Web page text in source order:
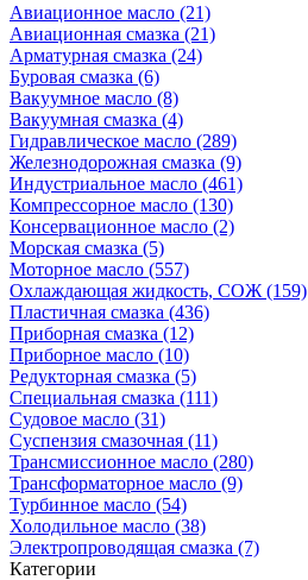
Авиационное масло (21)
Авиационная смазка (21)
Арматурная смазка (24)
Буровая смазка (6)
Вакуумное масло (8)
Вакуумная смазка (4)
Гидравлическое масло (289)
Железнодорожная смазка (9)
Индустриальное масло (461)
Компрессорное масло (130)
Консервационное масло (2)
Морская смазка (5)
Моторное масло (557)
Охлаждающая жидкость, СОЖ (159)
Пластичная смазка (436)
Приборная смазка (12)
Приборное масло (10)
Редукторная смазка (5)
Специальная смазка (111)
Судовое масло (31)
Суспензия смазочная (11)
Трансмиссионное масло (280)
Трансформаторное масло (9)
Турбинное масло (54)
Холодильное масло (38)
Электропроводящая смазка (7)
Категории